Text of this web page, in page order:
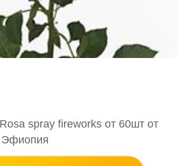
spray fireworks от 60шт от
Эфиопия